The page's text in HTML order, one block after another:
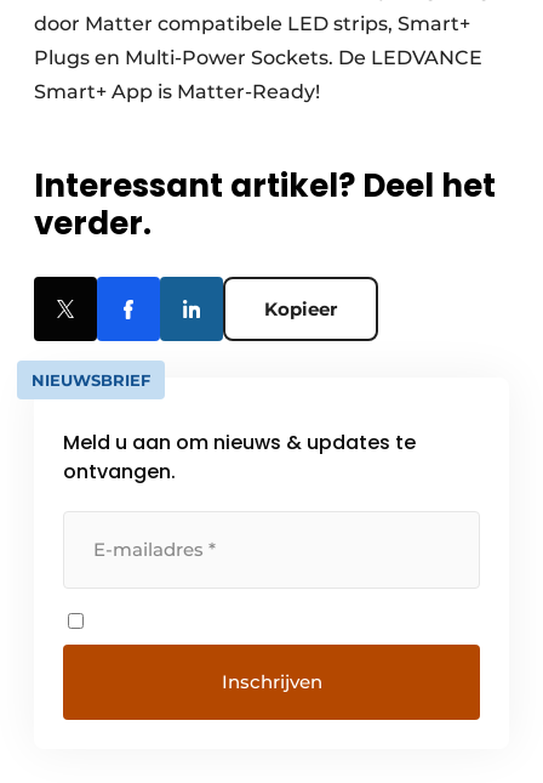
door Matter compatibele LED strips, Smart+
Plugs en Multi-Power Sockets. De LEDVANCE
Smart+ App is Matter-Ready!
Interessant artikel? Deel het
verder.
Kopieer
NIEUWSBRIEF
Meld u aan om nieuws & updates te
ontvangen.